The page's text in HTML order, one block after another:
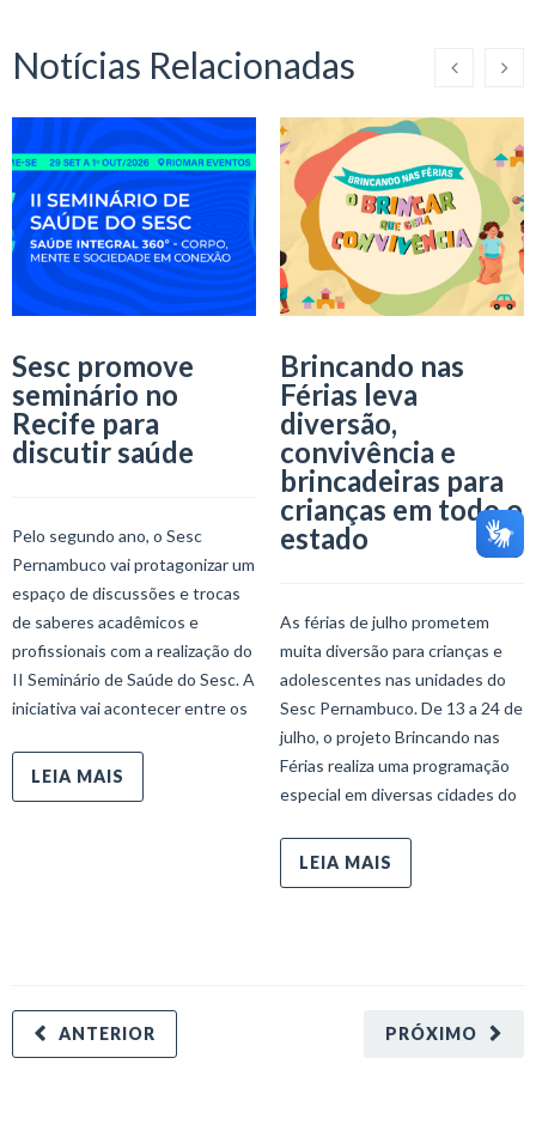
Notícias Relacionadas
Sesc promove
seminário no
Recife para
discutir saúde
Pelo segundo ano, o Sesc
Pernambuco vai protagonizar um
espaço de discussões e trocas
de saberes acadêmicos e
profissionais com a realização do
II Seminário de Saúde do Sesc. A
iniciativa vai acontecer entre os
LEIA MAIS
Brincando nas
Férias leva
diversão,
convivência e
brincadeiras para
crianças em todo o
estado
As férias de julho prometem
muita diversão para crianças e
adolescentes nas unidades do
Sesc Pernambuco. De 13 a 24 de
julho, o projeto Brincando nas
Férias realiza uma programação
especial em diversas cidades do
LEIA MAIS
PRÓXIMO
ANTERIOR